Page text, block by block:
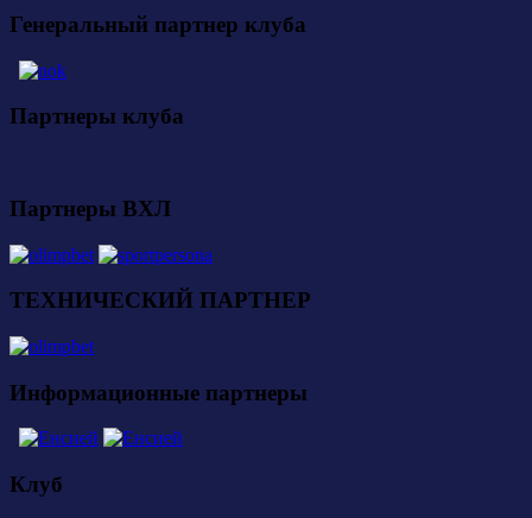
Генеральный партнер клуба
Партнеры клуба
Партнеры ВХЛ
ТЕХНИЧЕСКИЙ ПАРТНЕР
Информационные партнеры
Клуб